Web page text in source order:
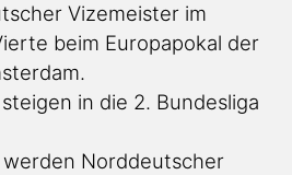
Vizemeister im
beim Europapokal der
in die 2. Bundesliga
werden Norddeutscher